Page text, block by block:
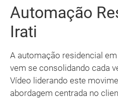
Automação
Irati
A automação residencial
vem se consolidando cada
Vídeo liderando este
abordagem centrada no